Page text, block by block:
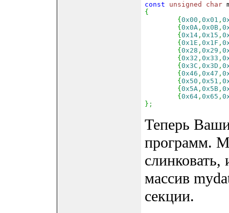
const unsigned char
{
{ 0x00 , 0x01 ,
{ 0x0A , 0x0B ,
{ 0x14 , 0x15 ,
{ 0x1E , 0x1F ,
{ 0x28 , 0x29 ,
{ 0x32 , 0x33 ,
{ 0x3C , 0x3D ,
{ 0x46 , 0x47 ,
{ 0x50 , 0x51 ,
{ 0x5A , 0x5B ,
{ 0x64 , 0x65 ,
} ;
Теперь
программ.
слинковать,
массив
секции.